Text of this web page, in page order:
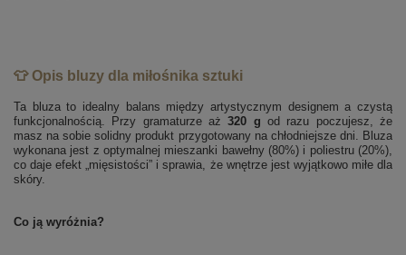
👕 Opis bluzy dla miłośnika sztuki
Ta bluza to idealny balans między artystycznym designem a czystą
funkcjonalnością. Przy gramaturze aż320 g od razu poczujesz, że
masz na sobie solidny produkt przygotowany na chłodniejsze dni. Bluza
wykonana jest z optymalnej mieszanki bawełny (80%) i poliestru (20%),
co daje efekt „mięsistości” i sprawia, że wnętrze jest wyjątkowo miłe dla
skóry.
Co ją wyróżnia?